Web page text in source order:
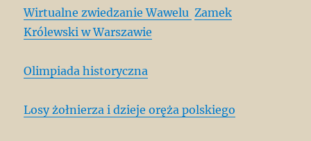
Wirtualne zwiedzanie Wawelu Zamek
Królewski w Warszawie
Olimpiada historyczna
Losy żołnierza i dzieje oręża polskiego